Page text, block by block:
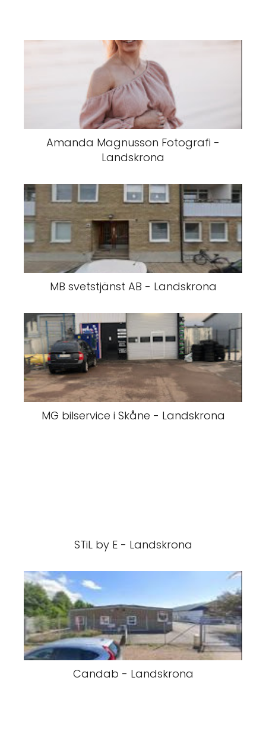
Amanda Magnusson Fotografi -
Landskrona
MB svetstjänst AB - Landskrona
MG bilservice i Skåne - Landskrona
STiL by E - Landskrona
Candab - Landskrona